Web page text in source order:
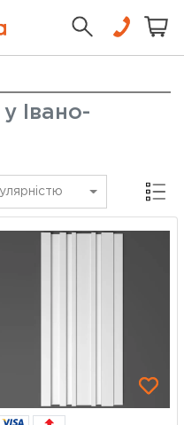
Івано-
Сітка